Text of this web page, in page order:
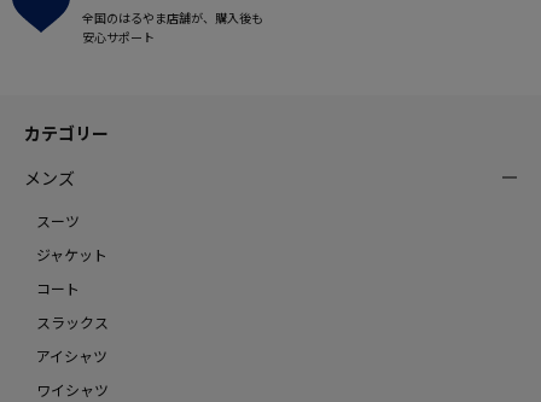
全国のはるやま店舗が、購入後も
安心サポート
カテゴリー
メンズ
スーツ
ジャケット
コート
スラックス
アイシャツ
ワイシャツ